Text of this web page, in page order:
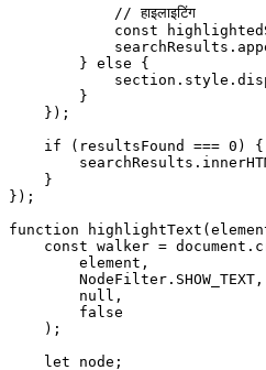
            // हाइलाइटिंग
            const
            searchResults.
        }
else {
        }
    });
    if
(resultsFound === 0 ) {
    }
});
function highlightText (
    const
walker = document.
        element,
        NodeFilter.
SHOW_TEXT ,
        null
,
        false
    );
    let
node;